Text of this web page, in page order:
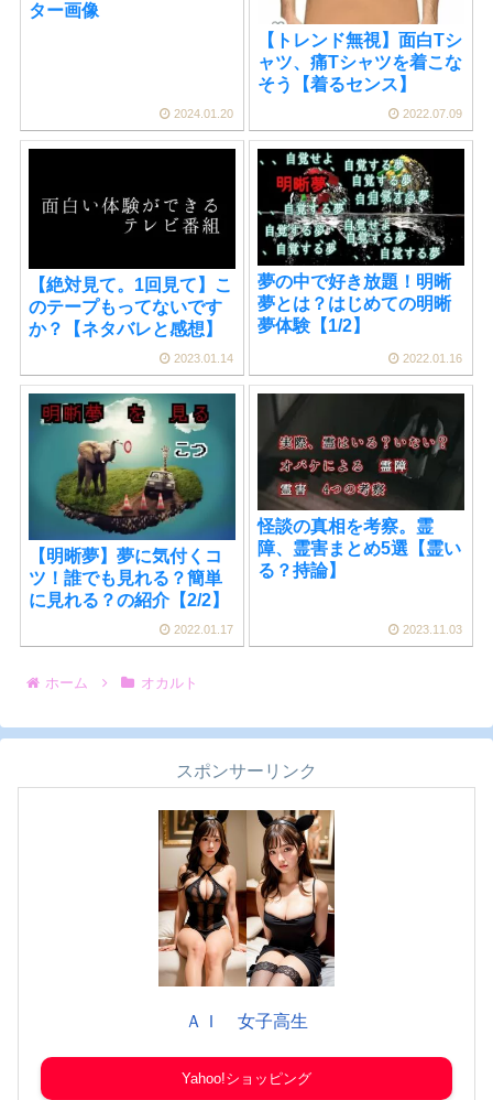
ター画像
2024.01.20
【トレンド無視】面白Tシ
ャツ、痛Tシャツを着こな
そう【着るセンス】
2022.07.09
【絶対見て。1回見て】こ
のテープもってないです
か？【ネタバレと感想】
2023.01.14
夢の中で好き放題！明晰
夢とは？はじめての明晰
夢体験【1/2】
2022.01.16
【明晰夢】夢に気付くコ
ツ！誰でも見れる？簡単
に見れる？の紹介【2/2】
2022.01.17
怪談の真相を考察。霊
障、霊害まとめ5選【霊い
る？持論】
2023.11.03
ホーム オカルト
スポンサーリンク
ＡＩ 女子高生
Yahoo!ショッピング